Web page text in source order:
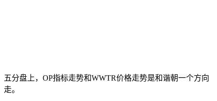
五分盘上，OP指标走势和WWTR价格走势是和谐朝一个方向
走。